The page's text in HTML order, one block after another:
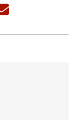
Share